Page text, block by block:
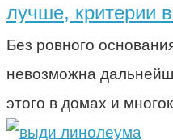
лучше, критерии
Без ровного
невозможна
этого в домах и